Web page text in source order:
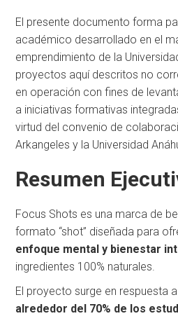
El presente documento forma
académico desarrollado en el
emprendimiento de la
proyectos aquí descritos no
en operación con fines de
a iniciativas formativas
virtud del convenio de
Arkangeles y la Universidad
Resumen
Focus Shots es una marca de
formato “shot” diseñada para
enfoque mental y bienestar
ingredientes 100% naturales.
El proyecto surge en respuesta
alrededor del 70% de los